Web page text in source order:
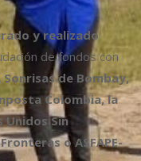
y realizado
de fondos con
Sonrisas de Bombay,
Colombia, la
Unidos Sin
o ASFAPE-